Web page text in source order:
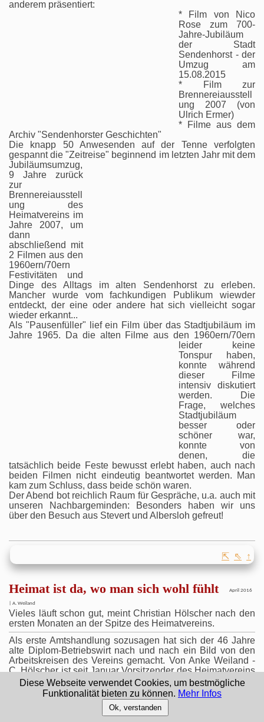
anderem präsentiert:
* Film von Nico
Rose zum 700-
Jahre-Jubiläum
der Stadt
Sendenhorst - der
Umzug am
15.08.2015
* Film zur
Brennereiausstell
ung 2007 (von
Ulrich Ermer)
* Filme aus dem
Archiv "Sendenhorster Geschichten"
Die knapp 50 Anwesenden auf der Tenne verfolgten
gespannt die "Zeitreise" beginnend im letzten Jahr mit dem
Jubiläumsumzug,
9 Jahre zurück
zur
Brennereiausstell
ung des
Heimatvereins im
Jahre 2007, um
dann
abschließend mit
2 Filmen aus den
1960ern/70ern
Festivitäten und
Dinge des Alltags im alten Sendenhorst zu erleben.
Mancher wurde vom fachkundigen Publikum wiewder
entdeckt, der eine oder andere hat sich vielleicht sogar
wieder erkannt...
Als "Pausenfüller" lief ein Film über das Stadtjubiläum im
Jahre 1965. Da die alten Filme aus den 1960ern/70ern
leider keine
Tonspur haben,
konnte während
dieser Filme
intensiv diskutiert
werden. Die
Frage, welches
Stadtjubiläum
besser oder
schöner war,
konnte von
denen, die
tatsächlich beide Feste bewusst erlebt haben, auch nach
beiden Filmen nicht eindeutig beantwortet werden. Man
kam zum Schluss, dass beide schön waren.
Der Abend bot reichlich Raum für Gespräche, u.a. auch mit
unseren Nachbargeminden: Besonders haben wir uns
über den Besuch aus Stevert und Albersloh gefreut!
⇱ ⇖ ↑
Heimat ist da, wo man sich wohl fühlt April 2016
| A. Weiland
Vieles läuft schon gut, meint Christian Hölscher nach den
ersten Monaten an der Spitze des Heimatvereins.
Als erste Amtshandlung sozusagen hat sich der 46 Jahre
alte Diplom-Betriebswirt nach und nach ein Bild von den
Arbeitskreisen des Vereins gemacht. Von Anke Weiland -
C. Hölscher ist seit Januar Vorsitzender des Heimatvereins
Diese Webseite verwendet Cookies, um bestmögliche
Funktionalität bieten zu können. Mehr Infos
Ok, verstanden